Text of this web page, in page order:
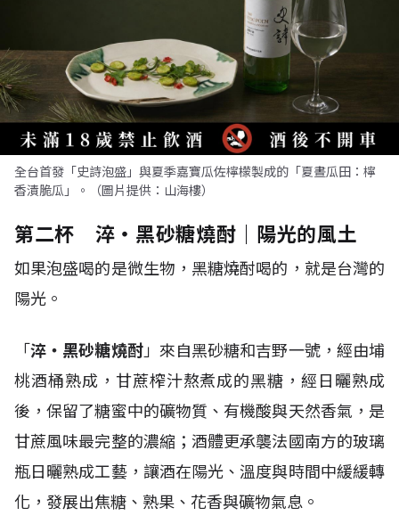
全台首發「史詩泡盛」與夏季嘉寶瓜佐檸檬製成的「夏晝瓜田：檸
香漬脆瓜」。（圖片提供：山海樓）
第二杯 淬・黑砂糖燒酎｜陽光的風土
如果泡盛喝的是微生物，黑糖燒酎喝的，就是台灣的
陽光。
「淬・黑砂糖燒酎」來自黑砂糖和吉野一號，經由埔
桃酒桶熟成，甘蔗榨汁熬煮成的黑糖，經日曬熟成
後，保留了糖蜜中的礦物質、有機酸與天然香氣，是
甘蔗風味最完整的濃縮；酒體更承襲法國南方的玻璃
瓶日曬熟成工藝，讓酒在陽光、溫度與時間中緩緩轉
化，發展出焦糖、熟果、花香與礦物氣息。